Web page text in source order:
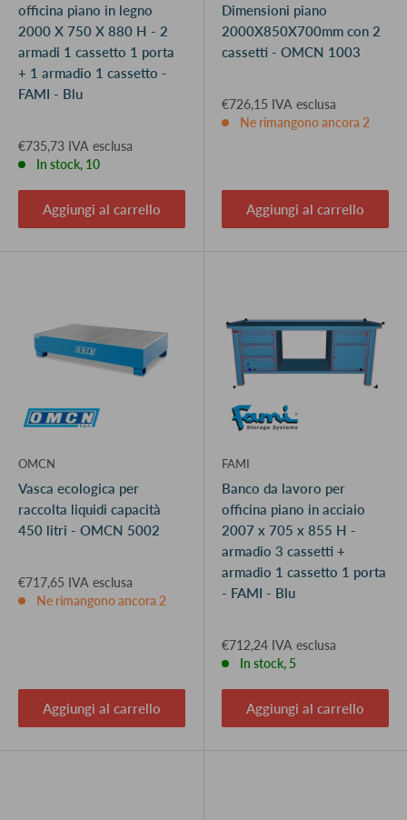
officina piano in legno
2000 X 750 X 880 H - 2
armadi 1 cassetto 1 porta
+ 1 armadio 1 cassetto -
FAMI - Blu
€735,73 IVA esclusa
In stock, 10
Aggiungi al carrello
Dimensioni piano
2000X850X700mm con 2
cassetti - OMCN 1003
€726,15 IVA esclusa
Ne rimangono ancora 2
Aggiungi al carrello
OMCN
Vasca ecologica per
raccolta liquidi capacità
450 litri - OMCN 5002
€717,65 IVA esclusa
Ne rimangono ancora 2
Aggiungi al carrello
FAMI
Banco da lavoro per
officina piano in acciaio
2007 x 705 x 855 H -
armadio 3 cassetti +
armadio 1 cassetto 1 porta
- FAMI - Blu
€712,24 IVA esclusa
In stock, 5
Aggiungi al carrello